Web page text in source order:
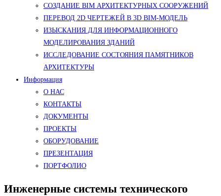
СОЗДАНИЕ BIM АРХИТЕКТУРНЫХ СООРУЖЕНИЙ
ПЕРЕВОД 2D ЧЕРТЕЖЕЙ В 3D BIM-МОДЕЛЬ
ИЗЫСКАНИЯ ДЛЯ ИНФОРМАЦИОННОГО
МОДЕЛИРОВАНИЯ ЗДАНИЙ
ИССЛЕДОВАНИЕ СОСТОЯНИЯ ПАМЯТНИКОВ
АРХИТЕКТУРЫ
Информация
О НАС
КОНТАКТЫ
ДОКУМЕНТЫ
ПРОЕКТЫ
ОБОРУДОВАНИЕ
ПРЕЗЕНТАЦИЯ
ПОРТФОЛИО
Инженерные системы технического